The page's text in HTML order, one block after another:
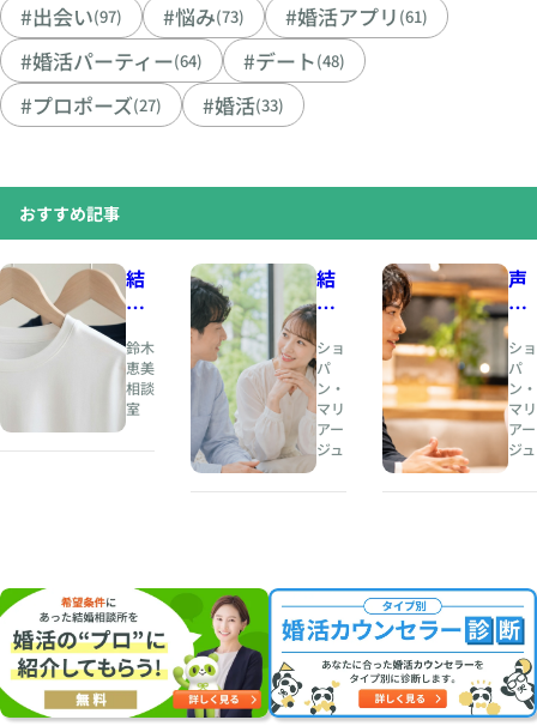
#出会い(97) #悩み(73) #婚活アプリ (61)
#婚活パーティー(64) #デート(48)
#プロポーズ(27) #婚活(33)
おすすめ記事
結
婚
相
談
所
夏
お
見
合
い
に
鈴木
恵美
相談
室
結
婚
と
は
、
人
生
を
見
つ
け
る
ショ
パ
ン・
マリ
アー
ジュ
声
の
印
象
が
恋
愛
右
す
る
理
由
ショ
パ
ン・
マリ
アー
ジュ